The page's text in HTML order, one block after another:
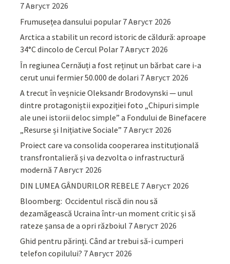
7 Август 2026
Frumusețea dansului popular 7 Август 2026
Arctica a stabilit un record istoric de căldură: aproape
34°C dincolo de Cercul Polar 7 Август 2026
În regiunea Cernăuți a fost reținut un bărbat care i-a
cerut unui fermier 50.000 de dolari 7 Август 2026
A trecut în veșnicie Oleksandr Brodovynski — unul
dintre protagoniștii expoziției foto „Chipuri simple
ale unei istorii deloc simple” a Fondului de Binefacere
„Resurse și Inițiative Sociale” 7 Август 2026
Proiect care va consolida cooperarea instituțională
transfrontalieră și va dezvolta o infrastructură
modernă 7 Август 2026
DIN LUMEA GÂNDURILOR REBELE 7 Август 2026
Bloomberg: Occidentul riscă din nou să
dezamăgească Ucraina într-un moment critic și să
rateze șansa de a opri războiul 7 Август 2026
Ghid pentru părinţi. Când ar trebui să-i cumperi
telefon copilului? 7 Август 2026